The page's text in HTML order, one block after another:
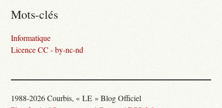
Mots-clés
Informatique
Licence CC - by-nc-nd
1988-2026 Courbis, « LE » Blog Officiel